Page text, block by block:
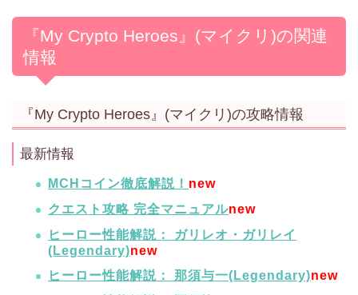
『My Crypto Heroes』(マイクリ)の関連
情報
『My Crypto Heroes』(マイクリ)の攻略情報
最新情報
MCHコイン徹底解説！ new
クエスト攻略 完全マニュアルnew
ヒーロー性能解説： ガリレオ・ガリレイ
(Legendary)new
ヒーロー性能解説： 那須与一(Legendary)new